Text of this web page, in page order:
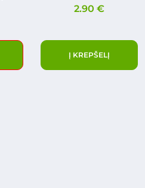
2.90€
Į KREPŠELĮ